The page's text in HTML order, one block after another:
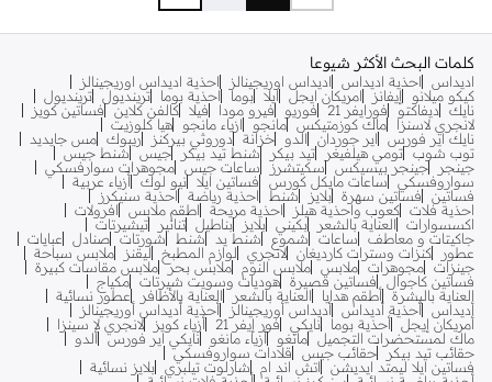
كلمات البحث الأكثر شيوعا
اديداس احذية اديداس اديداس اوريجينالز
احذية اديداس اوريجينالز
كيكو ميلانو
إيفانز امريكان ايجل ايلا بوما احذية بوما ترينديول ترينديول
نايك ديفاكتو فورايفر 21 فوريو فيرو مودا فيلا كالفن كلاين فساتين كويز
لانجري لاسنزا
ماك كوزمتيكس مانجو ازياء مانجو
هيا كلوزيت
نايك اير فورس
اير جوردان الدو خزانة دوروثي بيركنز ريبوك مس جايديد
توب شوب تومي هيلفيغر تيد بيكر شنط تيد بيكر جيس
شنط جيس
جينجر
جينجر بيسيكس سكيتشرز ساعات جيس مجوهرات سوارفسكي
سواروفسكي
ساعات مايكل كورس فساتين ايلا نيو لوك أزياء عربية
فساتين
فساتين سهرة بلايز شنط احذية رياضة
احذية سنيكرز
احذية فلات كعوب واحذية هيلز احذية مريحة اطقم ملابس
افرولات
اكسسوارات
العناية بالشعر بكيني بلايز بناطيل تنانير
تيشيرتات
جاكيتات و معاطف
ساعات شموع شنط يد شنط شورتات صنادل
عبايات
عطور
كنزات وسترات كارديغان لانجري لوازم المطبخ ليقنز
ملابس سباحة
جينزات مجوهرات ملابس ملابس النوم ملابس بحر ملابس مقاسات كبيرة
فساتين كاجوال
فساتين قصيرة هوديات وسويت شيرتات مكياج
العناية بالبشرة أطقم هدايا العناية بالشعر العناية بالأظافر
عطور نسائية
أديداس أحذية أديداس أديداس أوريجينالز
أحذية أديداس أوريجينالز
أمريكان إيجل أحذية بوما نايكي فور إيفر 21 أزياء كويز
لانجري لا سينزا
ماك لمستحضرات التجميل مانغو أزياء مانغو نايكي اير فورس ألدو
حقائب تيد بيكر
حقائب جيس
قلادات سواروفسكي
فساتين ايلا ليمتد ايديشن
اتش اند ام شارلوت تيلبري بلايز نسائية